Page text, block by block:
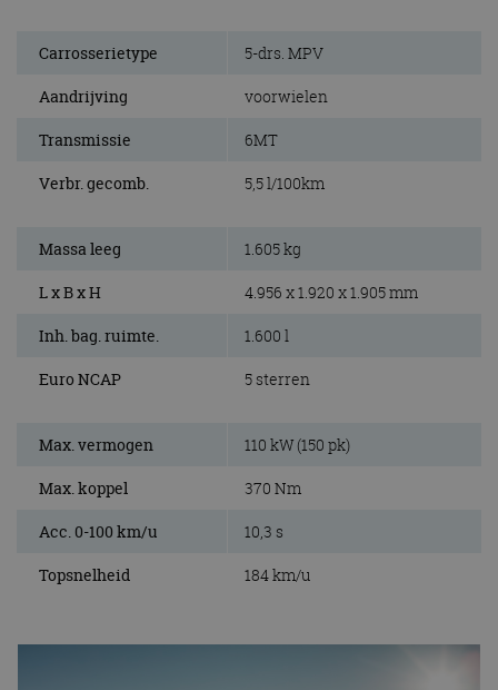
Carrosserietype 5-drs. MPV
Aandrijving voorwielen
Transmissie 6MT
Verbr. gecomb. 5,5 l/100km
Massa leeg 1.605 kg
L x B x H 4.956 x 1.920 x 1.905 mm
Inh. bag. ruimte. 1.600 l
Euro NCAP 5 sterren
Max. vermogen 110 kW (150 pk)
Max. koppel 370 Nm
Acc. 0-100 km/u 10,3 s
Topsnelheid 184 km/u